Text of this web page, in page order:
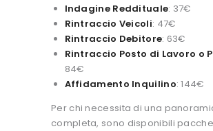
Indagine Reddituale: 37€
Rintraccio Veicoli: 47€
Rintraccio Debitore: 63€
Rintraccio Posto di Lavoro o
84€
Affidamento Inquilino: 144€
Per chi necessita di una
completa, sono disponibili